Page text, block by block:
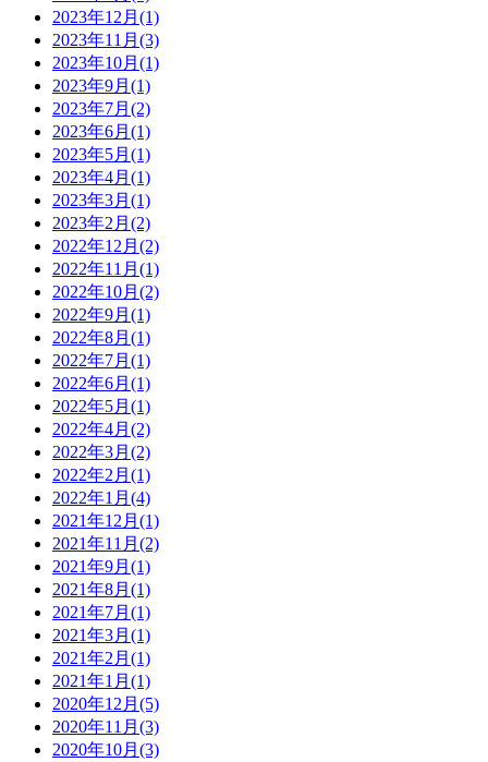
2023年12月(1)
2023年11月(3)
2023年10月(1)
2023年9月(1)
2023年7月(2)
2023年6月(1)
2023年5月(1)
2023年4月(1)
2023年3月(1)
2023年2月(2)
2022年12月(2)
2022年11月(1)
2022年10月(2)
2022年9月(1)
2022年8月(1)
2022年7月(1)
2022年6月(1)
2022年5月(1)
2022年4月(2)
2022年3月(2)
2022年2月(1)
2022年1月(4)
2021年12月(1)
2021年11月(2)
2021年9月(1)
2021年8月(1)
2021年7月(1)
2021年3月(1)
2021年2月(1)
2021年1月(1)
2020年12月(5)
2020年11月(3)
2020年10月(3)